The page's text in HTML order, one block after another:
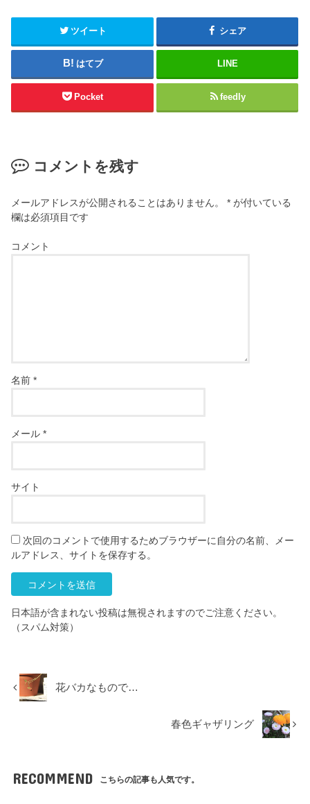
ツイート シェア
はてブ LINE
Pocket feedly
コメントを残す
メールアドレスが公開されることはありません。 * が付いている
欄は必須項目です
コメント
名前*
メール*
サイト
次回のコメントで使用するためブラウザーに自分の名前、メー
ルアドレス、サイトを保存する。
日本語が含まれない投稿は無視されますのでご注意ください。
（スパム対策）
花バカなもので…
春色ギャザリング
RECOMMEND こちらの記事も人気です。